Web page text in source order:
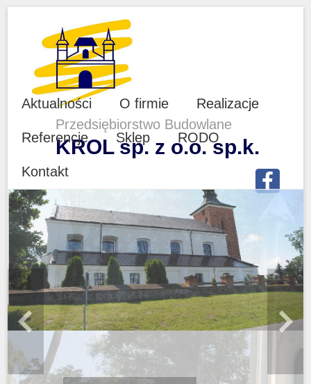
Przedsiębiorstwo Budowlane
KROL sp. z o.o. sp.k.
Aktualności O firmie Realizacje
Referencje Sklep RODO
Kontakt